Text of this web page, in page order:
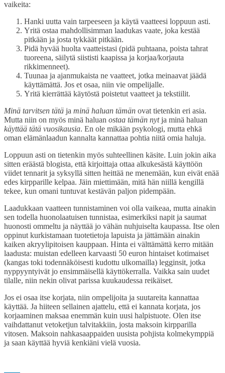
vaikeita:
Hanki uutta vain tarpeeseen ja käytä vaatteesi loppuun asti.
Yritä ostaa mahdollisimman laadukas vaate, joka kestää
pitkään ja josta tykkäät pitkään.
Pidä hyvää huolta vaatteistasi (pidä puhtaana, poista tahrat
tuoreena, säilytä siististi kaapissa ja korjaa/korjauta
rikkimenneet).
Tuunaa ja ajanmukaista ne vaatteet, jotka meinaavat jäädä
käyttämättä. Jos et osaa, niin vie ompelijalle.
Yritä kierrättää käytöstä poistetut vaatteet ja tekstiilit.
Minä tarvitsen tätä ja minä haluan tämän ovat tietenkin eri asia.
Mutta niin on myös minä haluan ostaa tämän nytja minä haluan
käyttää tätä vuosikausia. En ole mikään psykologi, mutta ehkä
oman elämänlaadun kannalta kannattaa pohtia niitä omia haluja.
Loppuun asti on tietenkin myös suhteellinen käsite. Luin jokin aika
sitten eräästä blogista, että kirjoittaja ottaa alkukesästä käyttöön
viidet tennarit ja syksyllä sitten heittää ne menemään, kun eivät enää
edes kirpparille kelpaa. Jäin miettimään, mitä hän niillä kengillä
tekee, kun omani tuntuvat kestävän paljon pidempään.
Laadukkaan vaatteen tunnistaminen voi olla vaikeaa, mutta ainakin
sen todella huonolaatuisen tunnistaa, esimerkiksi napit ja saumat
huonosti ommeltu ja näyttää jo vähän nuhjuiselta kaupassa. Itse olen
oppinut kurkistamaan tuotetietoja lapuista ja jättämään ainakin
kaiken akryylipitoisen kauppaan. Hinta ei välttämättä kerro mitään
laadusta: muistan edelleen karvaasti 50 euron hintaiset kotimaiset
(kangas toki todennäköisesti kudottu ulkomailla) legginsit, jotka
nyppyyntyivät jo ensimmäisellä käyttökerralla. Vaikka sain uudet
tilalle, niin nekin olivat parissa kuukaudessa reikäiset.
Jos ei osaa itse korjata, niin ompelijoita ja suutareita kannattaa
käyttää. Ja hiiteen sellainen ajattelu, että ei kannata korjata, jos
korjaaminen maksaa enemmän kuin uusi halpistuote. Olen itse
vaihdattanut vetoketjun talvitakkiin, josta maksoin kirpparilla
vitosen. Maksoin nahkasaappaiden uusista pohjista kolmekymppiä
ja saan käyttää hyviä kenkiäni vielä vuosia.